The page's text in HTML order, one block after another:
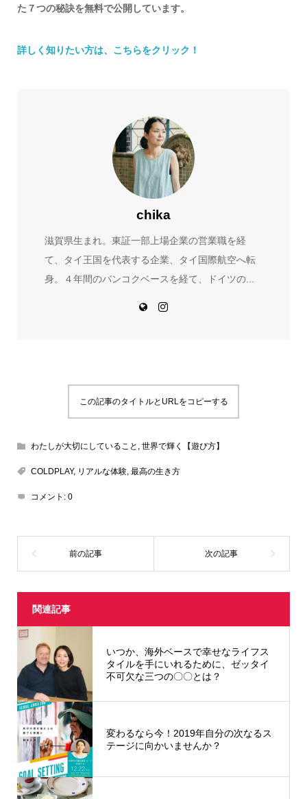
た７つの秘訣を無料で公開しています。
詳しく知りたい方は、こちらをクリック！
chika
滋賀県生まれ。東証一部上場企業の営業職を経
て、タイ王国を代表する企業、タイ国際航空へ転
身。４年間のバンコクベースを経て、ドイツの...
この記事のタイトルとURLをコピーする
わたしが大切にしていること 世界で輝く【遊び方】
COLDPLAY, リアルな体験, 最高の生き方
コメント: 0
関連記事
いつか、海外ベースで幸せなライフス
タイルを手にいれるために、ゼッタイ
不可欠な三つの〇〇とは？
変わるなら今！2019年自分の次なるス
テージに向かいませんか？